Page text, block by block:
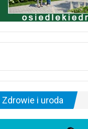
Zdrowie i uroda